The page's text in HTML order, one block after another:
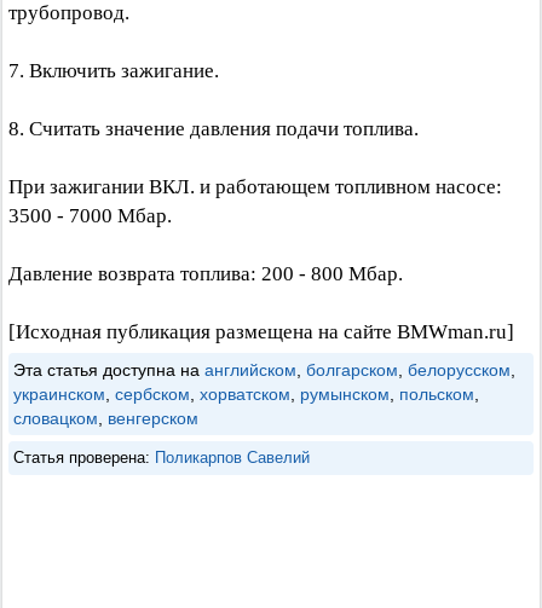
трубопровод.
7. Включить зажигание.
8. Считать значение давления подачи топлива.
При зажигании ВКЛ. и работающем топливном насосе:
3500 - 7000 Мбар.
Давление возврата топлива: 200 - 800 Мбар.
[Исходная публикация размещена на сайте BMWman.ru]
Эта статья доступна на английском болгарском белорусском
украинском сербском хорватском румынском польском
словацком
венгерском
Статья проверена: Поликарпов Савелий